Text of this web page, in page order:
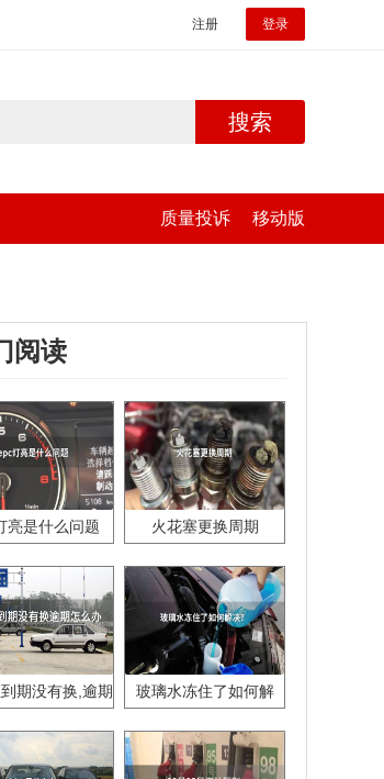
注册 登录
搜索
质量投诉 移动版
阅读
亮是什么问题 火花塞更换周期
期没有换,逾期
玻璃水冻住了如何解